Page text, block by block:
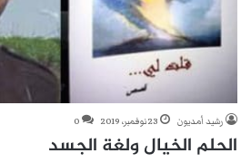
رشيد أمديون 23 نوفمبر، 2019 0
الحلم الخيال ولغة الجسد